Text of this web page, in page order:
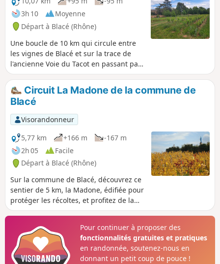
3h 10
Moyenne
Départ à Blacé (Rhône)
Une boucle de 10 km qui circule entre
les vignes de Blacé et sur la trace de
l'ancienne Voie du Tacot en passant par
le village de Saint-Julien et près du
Musée Claude Bernard.
Circuit La Madone de la commune de
Blacé
Visorandonneur
5,77 km
+166 m
-167 m
2h 05
Facile
Départ à Blacé (Rhône)
Sur la commune de Blacé, découvrez ce
sentier de 5 km, la Madone, édifiée pour
protéger les récoltes, et profitez de la
table d’orientation offrant une vue
aux confins de la Bourgogne et sur le
Mont Blanc par temps clair.
Pour continuer à proposer des
fonctionnalités gratuites et pratiques
en randonnée, soutenez-nous en
donnant un petit coup de pouce !